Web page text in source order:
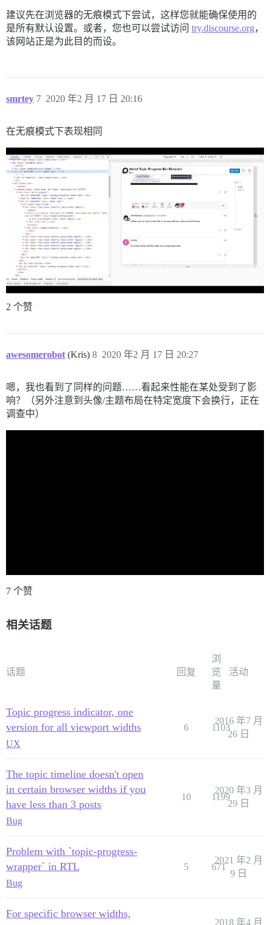
建议先在浏览器的无痕模式下尝试，这样您就能确保使用的
是所有默认设置。或者，您也可以尝试访问 try.discourse.org，
该网站正是为此目的而设。
smrtey 2020 年2 月 17 日 20:16
7
在无痕模式下表现相同
2 个赞
awesomerobot (Kris) 2020 年2 月 17 日 20:27
8
嗯，我也看到了同样的问题……看起来性能在某处受到了影
响？（另外注意到头像/主题布局在特定宽度下会换行，正在
调查中）
7 个赞
相关话题
话题 回复
浏
览
量
活动
Topic progress indicator, one
version for all viewport widths
UX
6 1103
2016 年7 月
26 日
The topic timeline doesn't open
in certain browser widths if you
have less than 3 posts
Bug
10 1199
2020 年3 月
29 日
Problem with `topic-progress-
wrapper` in RTL
Bug
5 671
2021 年2 月
9 日
For specific browser widths,
2018 年4 月